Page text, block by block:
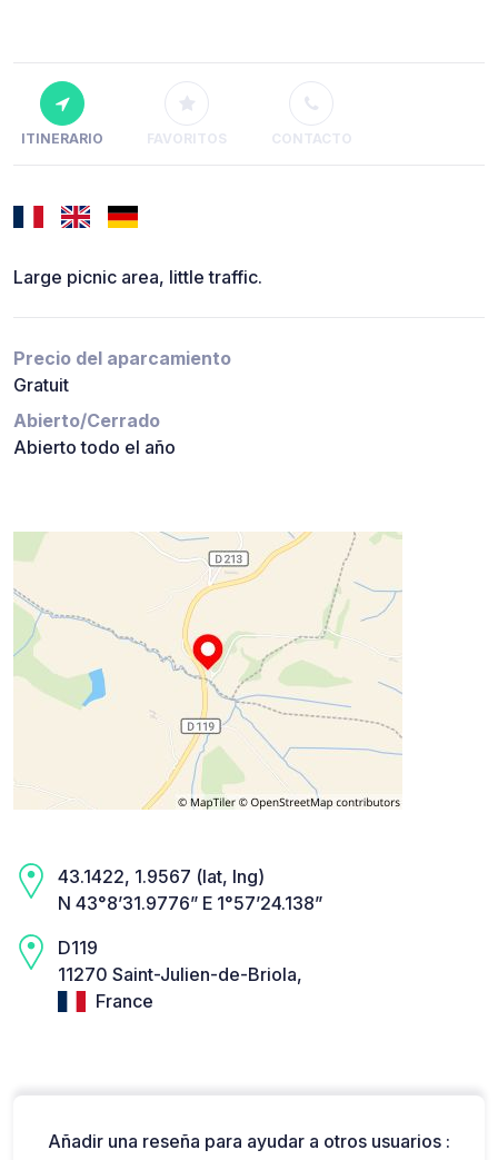
ITINERARIO FAVORITOS CONTACTO
Large picnic area, little traffic.
Precio del aparcamiento
Gratuit
Abierto/Cerrado
Abierto todo el año
43.1422, 1.9567 (lat, lng)
N 43°8’31.9776” E 1°57’24.138”
D119
11270 Saint-Julien-de-Briola,
France
Añadir una reseña para ayudar a otros usuarios :